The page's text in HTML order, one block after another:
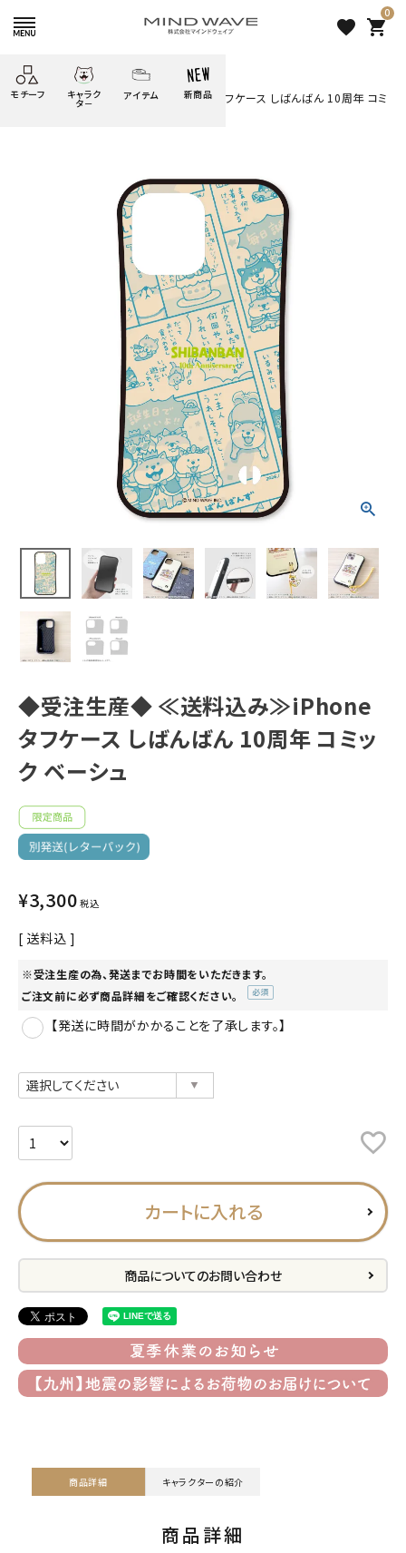
favorite
0
shopping_cart
モチーフ キャラク
タ－
ぴよこ豆
うさぎの
ムーちゃん
だっとちゃん ばいばいべあ
ようこそ
かわうそ
ゆるあにまる
ツンダちゃん ウサコレフレンズ
一期一会 その他
アイテム
ふせん 紙文具
文具小物 筆記用具等
雑貨
モバイル
アイテム
新商品 search
◆受注生産◆ ≪送料込み
≫iPhoneタフケース しばんば
ん 10周年 コミック ベーシュ
モチーフから探す
キャラクターから探す
アイテムから探す
INFORMATION
お知らせ
ご利用ガイド
よくあるご質問
プライバシーポリシー
お問い合わせ
ようこそ ゲスト 様
meeting_room ログイン person 会員登録
公式
HOME
すべての商品
◆受注生産◆ ≪送料込み≫iPhoneタフケース しばんばん 10周年 コミ
◆受注生産◆ ≪送料込み≫iPhone
タフケース しばんばん 10周年 コミッ
ク ベーシュ
¥3,300 税込
送料込
※受注生産の為、発送までお時間をいただきます。
ご注文前に必ず商品詳細をご確認ください。
須)
【発送に時間がかかることを了承します。】
カートに入れる
商品についてのお問い合わせ
商品詳細 キャラクターの紹介
商品詳細